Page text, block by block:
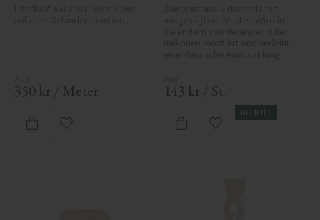
350 kr / Meter
Zu Favoriten hinzufügen
143 kr / St.
BELIEBT
Zu Favoriten